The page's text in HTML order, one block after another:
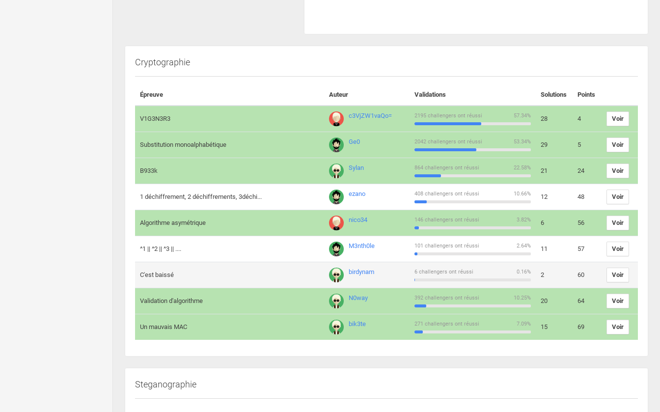
Cryptographie
Épreuve Auteur Validations Solutions Points
V1G3N3R3 c3VjZW1vaQo= 57.34%
2195 challengers ont réussi 28 4 Voir
Substitution monoalphabétique Ge0 53.34%
2042 challengers ont réussi 29 5 Voir
B933k Sylan 22.58%
864 challengers ont réussi 21 24 Voir
1 déchiffrement, 2 déchiffrements, 3déchi... ezano 10.66%
408 challengers ont réussi 12 48 Voir
Algorithme asymétrique nico34 3.82%
146 challengers ont réussi 6 56 Voir
^1 || ^2 || ^3 || .... M3nth0le 2.64%
101 challengers ont réussi 11 57 Voir
C'est baissé birdynam 0.16%
6 challengers ont réussi 2 60 Voir
Validation d'algorithme N0way 10.25%
392 challengers ont réussi 20 64 Voir
Un mauvais MAC bik3te 7.09%
271 challengers ont réussi 15 69 Voir
Steganographie